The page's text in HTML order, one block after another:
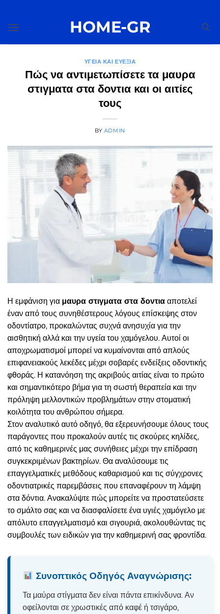
περιεχόμενο
HOME-GR
ΥΓΕΊΑ ΚΑΙ ΕΥΕΞΊΑ
Πώς να αντιμετωπίσετε τα μαυρα
στιγματα στα δοντια και οι αιτίες
τους
BY ADMIN
Η εμφάνιση για μαυρα στιγματα στα δοντια αποτελεί
έναν από τους συνηθέστερους λόγους επίσκεψης στον
οδοντίατρο, προκαλώντας συχνά ανησυχία για την
αισθητική αλλά και την υγεία του χαμόγελου. Αυτοί οι
αποχρωματισμοί μπορεί να κυμαίνονται από απλούς
επιφανειακούς λεκέδες μέχρι σοβαρές ενδείξεις οδοντικής
φθοράς. Η κατανόηση της ακριβούς αιτίας είναι το πρώτο
και σημαντικότερο βήμα για τη σωστή θεραπεία και την
πρόληψη μελλοντικών προβλημάτων στην στοματική
κοιλότητα του ανθρώπου σήμερα.
Στον αναλυτικό αυτό οδηγό, θα εξερευνήσουμε όλους τους
παράγοντες που προκαλούν αυτές τις σκούρες κηλίδες,
από τις καθημερινές μας συνήθειες μέχρι την επίδραση
συγκεκριμένων βακτηρίων. Θα αναλύσουμε τις
επαγγελματικές μεθόδους καθαρισμού και τις σύγχρονες
οδοντιατρικές παρεμβάσεις που επαναφέρουν τη λάμψη
στα δόντια. Ανακαλύψτε πώς μπορείτε να προστατεύσετε
το σμάλτο σας και να διασφαλίσετε ένα υγιές χαμόγελο με
απόλυτο επαγγελματισμό και σιγουριά, ακολουθώντας τις
συμβουλές των ειδικών για την καθημερινή σας φροντίδα.
Συνοπτικός Οδηγός Αναγνώρισης:
Τα μαύρα στίγματα δεν είναι πάντα επικίνδυνα. Αν
οφείλονται σε χρωστικές από καφέ ή τσιγάρο,